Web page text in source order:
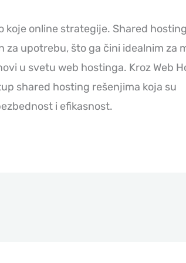
koje online strategije. Shared
za upotrebu, što ga čini idealnim za
u svetu web hostinga. Kroz Web
shared hosting rešenjima koja su
i efikasnost.